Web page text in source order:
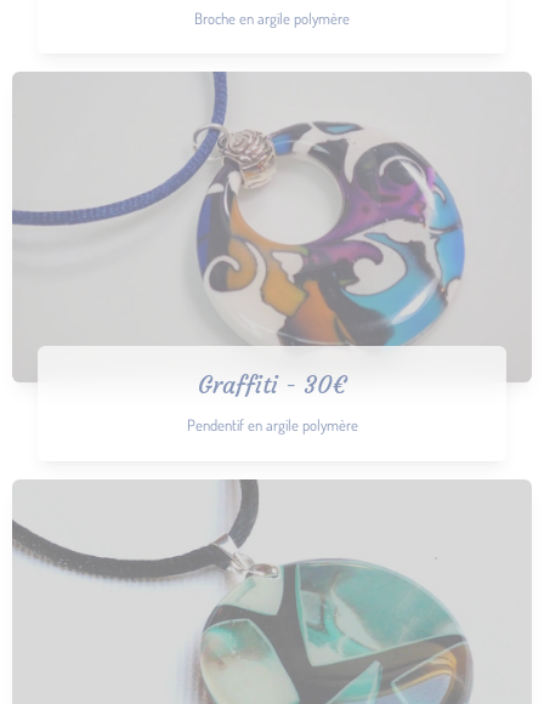
Broche en argile polymère
Graffiti - 30€
Pendentif en argile polymère